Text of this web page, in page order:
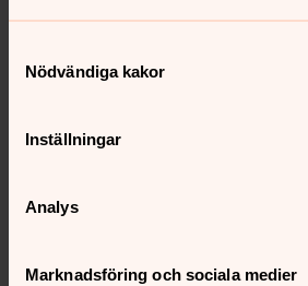
Nödvändiga kakor
Inställningar
Analys
Marknadsföring och sociala medier
Senast ändrad 15 februari 2026
innehåll?